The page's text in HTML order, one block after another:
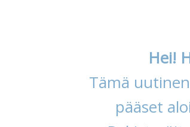
Hei!
Tämä
pääset